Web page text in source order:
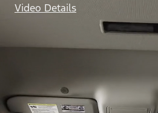
Video Details